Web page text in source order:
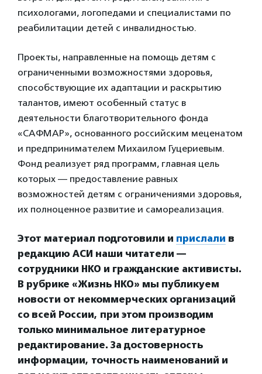
психологами, логопедами и специалистами по
реабилитации детей с инвалидностью.
Проекты, направленные на помощь детям с
ограниченными возможностями здоровья,
способствующие их адаптации и раскрытию
талантов, имеют особенный статус в
деятельности благотворительного фонда
«САФМАР», основанного российским меценатом
и предпринимателем Михаилом Гуцериевым.
Фонд реализует ряд программ, главная цель
которых — предоставление равных
возможностей детям с ограничениями здоровья,
их полноценное развитие и самореализация.
Этот материал подготовили и прислали в
редакцию АСИ наши читатели —
сотрудники НКО и гражданские активисты.
В рубрике «Жизнь НКО» мы публикуем
новости от некоммерческих организаций
со всей России, при этом производим
только минимальное литературное
редактирование. За достоверность
информации, точность наименований и